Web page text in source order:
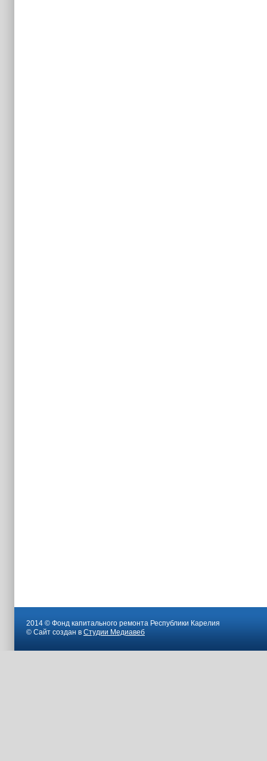
2014 © Фонд капитального ремонта Республики Карелия
© Сайт создан в Студии Медиавеб